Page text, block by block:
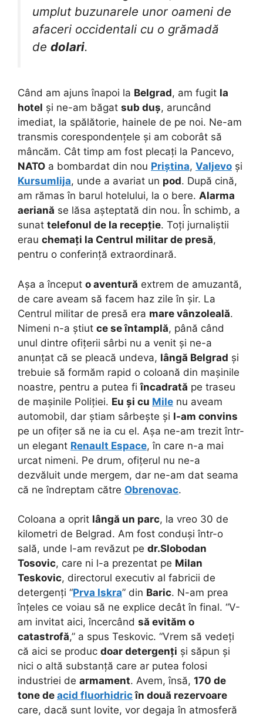
umplut buzunarele unor oameni de
afaceri occidentali cu o grămadă
de dolari.
Când am ajuns înapoi la Belgrad, am fugit la
hotel și ne-am băgat sub duș, aruncând
imediat, la spălătorie, hainele de pe noi. Ne-am
transmis corespondențele și am coborât să
mâncăm. Cât timp am fost plecați la Pancevo,
NATO a bombardat din nou Priștina, Valjevo și
Kursumlija, unde a avariat un pod. După cină,
am rămas în barul hotelului, la o bere. Alarma
aeriană se lăsa așteptată din nou. În schimb, a
sunat telefonul de la recepție. Toți jurnaliștii
erau chemați la Centrul militar de presă,
pentru o conferință extraordinară.
Așa a început o aventură extrem de amuzantă,
de care aveam să facem haz zile în șir. La
Centrul militar de presă era mare vânzoleală.
Nimeni n-a știut ce se întamplă, până când
unul dintre ofițerii sârbi nu a venit și ne-a
anunțat că se pleacă undeva, lângă Belgrad și
trebuie să formăm rapid o coloană din mașinile
noastre, pentru a putea fiîncadrată pe traseu
de mașinile Poliției. Eu și cu Mile nu aveam
automobil, dar știam sârbește și l-am convins
pe un ofițer să ne ia cu el. Așa ne-am trezit într-
un elegant Renault Espace, în care n-a mai
urcat nimeni. Pe drum, ofițerul nu ne-a
dezvăluit unde mergem, dar ne-am dat seama
că ne îndreptam către Obrenovac.
Coloana a oprit lângă un parc, la vreo 30 de
kilometri de Belgrad. Am fost conduși într-o
sală, unde l-am revăzut pe dr.Slobodan
Tosovic, care ni l-a prezentat pe Milan
Teskovic, directorul executiv al fabricii de
detergenți “Prva Iskra” din Baric. N-am prea
înțeles ce voiau să ne explice decât în final. “V-
am invitat aici, încercând să evităm o
catastrofă,” a spus Teskovic. “Vrem să vedeți
că aici se produc doar detergenți și săpun și
nici o altă substanță care ar putea folosi
industriei de armament. Avem, însă, 170 de
tone de acid fluorhidricîn două rezervoare
care, dacă sunt lovite, vor degaja în atmosferă